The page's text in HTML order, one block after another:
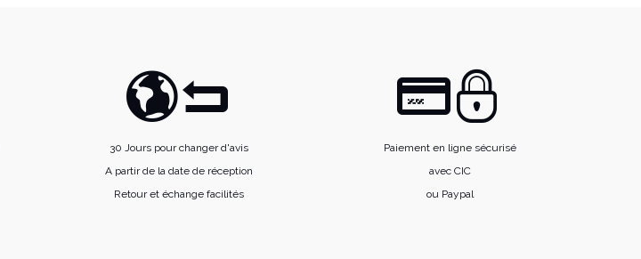
options
peuvent
être
choisies
sur
la
30 Jours pour changer d'avis
A partir de la date de réception
Retour et échange facilités
Paiement en ligne sécurisé
avec CIC
ou Paypal